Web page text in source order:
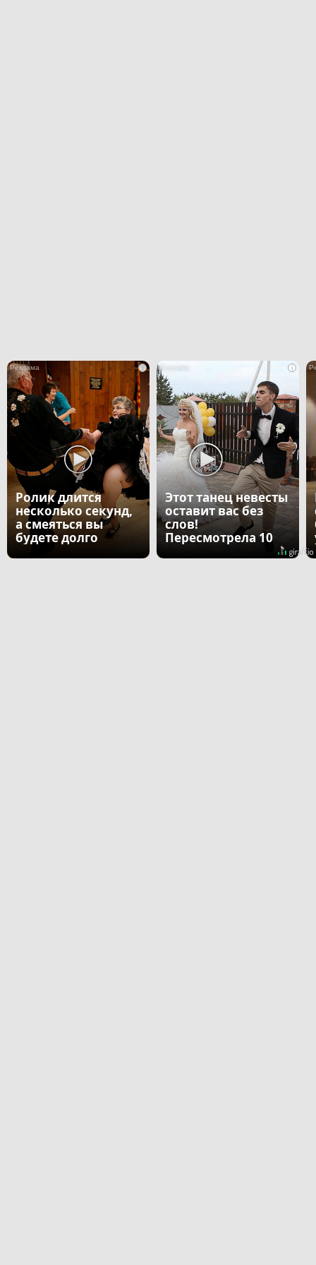
i
Ролик длится
несколько секунд,
а смеяться вы
будете долго
i
Этот танец невесты
оставит вас без
слов!
Пересмотрела 10